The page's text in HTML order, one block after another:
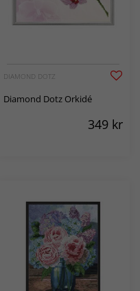
DIAMOND DOTZ
Diamond Dotz Orkidé
349 kr